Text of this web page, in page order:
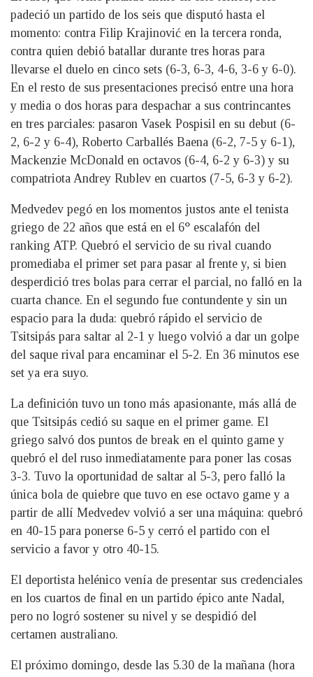
padeció un partido de los seis que disputó hasta el
momento: contra Filip Krajinović en la tercera ronda,
contra quien debió batallar durante tres horas para
llevarse el duelo en cinco sets (6-3, 6-3, 4-6, 3-6 y 6-0).
En el resto de sus presentaciones precisó entre una hora
y media o dos horas para despachar a sus contrincantes
en tres parciales: pasaron Vasek Pospisil en su debut (6-
2, 6-2 y 6-4), Roberto Carballés Baena (6-2, 7-5 y 6-1),
Mackenzie McDonald en octavos (6-4, 6-2 y 6-3) y su
compatriota Andrey Rublev en cuartos (7-5, 6-3 y 6-2).
Medvedev pegó en los momentos justos ante el tenista
griego de 22 años que está en el 6° escalafón del
ranking ATP. Quebró el servicio de su rival cuando
promediaba el primer set para pasar al frente y, si bien
desperdició tres bolas para cerrar el parcial, no falló en la
cuarta chance. En el segundo fue contundente y sin un
espacio para la duda: quebró rápido el servicio de
Tsitsipás para saltar al 2-1 y luego volvió a dar un golpe
del saque rival para encaminar el 5-2. En 36 minutos ese
set ya era suyo.
La definición tuvo un tono más apasionante, más allá de
que Tsitsipás cedió su saque en el primer game. El
griego salvó dos puntos de break en el quinto game y
quebró el del ruso inmediatamente para poner las cosas
3-3. Tuvo la oportunidad de saltar al 5-3, pero falló la
única bola de quiebre que tuvo en ese octavo game y a
partir de allí Medvedev volvió a ser una máquina: quebró
en 40-15 para ponerse 6-5 y cerró el partido con el
servicio a favor y otro 40-15.
El deportista helénico venía de presentar sus credenciales
en los cuartos de final en un partido épico ante Nadal,
pero no logró sostener su nivel y se despidió del
certamen australiano.
El próximo domingo, desde las 5.30 de la mañana (hora